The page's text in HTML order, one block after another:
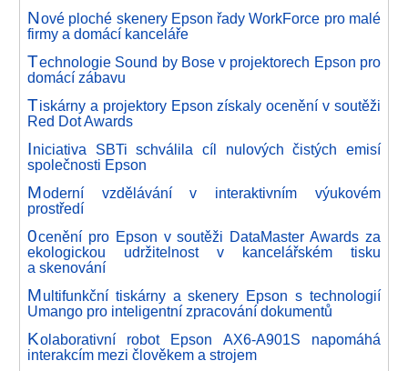
Nové ploché skenery Epson řady WorkForce pro malé
firmy a domácí kanceláře
Technologie Sound by Bose v projektorech Epson pro
domácí zábavu
Tiskárny a projektory Epson získaly ocenění v soutěži
Red Dot Awards
Iniciativa SBTi schválila cíl nulových čistých emisí
společnosti Epson
Moderní vzdělávání v interaktivním výukovém
prostředí
0cenění pro Epson v soutěži DataMaster Awards za
ekologickou udržitelnost v kancelářském tisku
a skenování
Multifunkční tiskárny a skenery Epson s technologií
Umango pro inteligentní zpracování dokumentů
Kolaborativní robot Epson AX6-A901S napomáhá
interakcím mezi člověkem a strojem